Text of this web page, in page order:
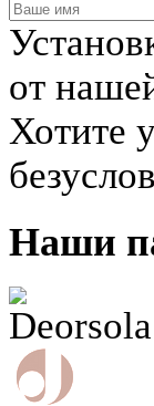
от
Хотите
Наши